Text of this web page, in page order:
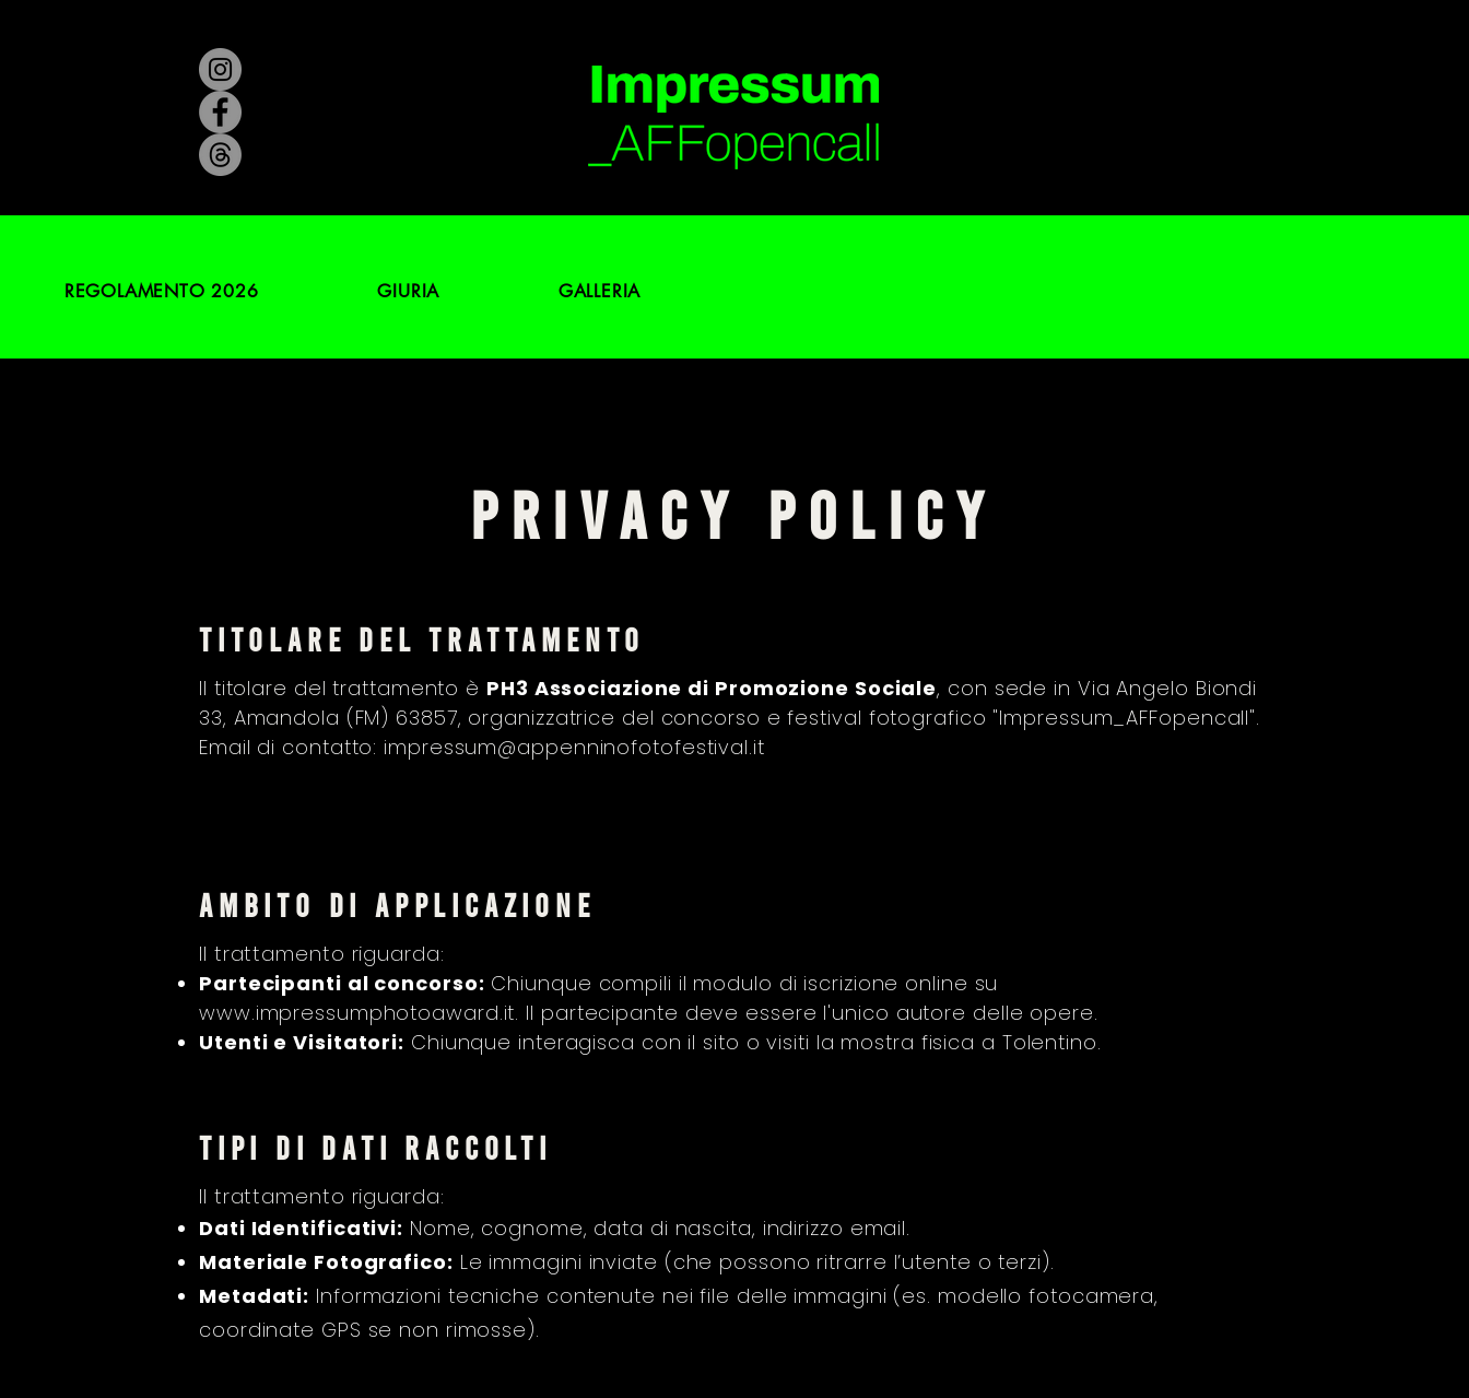
REGOLAMENTO 2026 GIURIA GALLERIA
PRIVACY POLICY
TITOLARE DEL TRATTAMENTO
Il titolare del trattamento è PH3 Associazione di Promozione Sociale, con sede in Via Angelo Biondi
33, Amandola (FM) 63857, organizzatrice del concorso e festival fotografico "Impressum_AFFopencall".
Email di contatto: impressum@appenninofotofestival.it
ambito di applicazione
Il trattamento riguarda:
Partecipanti al concorso: Chiunque compili il modulo di iscrizione online su
www.impressumphotoaward.it. Il partecipante deve essere l'unico autore delle opere.
Utenti e Visitatori: Chiunque interagisca con il sito o visiti la mostra fisica a Tolentino.
tipi di dati raccolti
Il trattamento riguarda:
Dati Identificativi: Nome, cognome, data di nascita, indirizzo email.
Materiale Fotografico: Le immagini inviate (che possono ritrarre l’utente o terzi).
Metadati: Informazioni tecniche contenute nei file delle immagini (es. modello fotocamera,
coordinate GPS se non rimosse).